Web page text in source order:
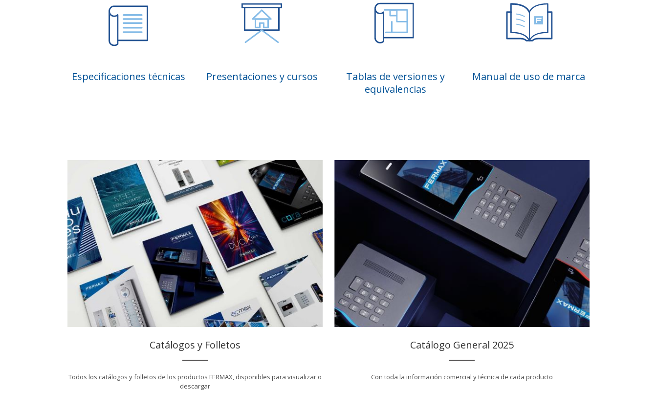
Especificaciones técnicas Presentaciones y cursos
Tablas de versiones y
equivalencias
Manual de uso de marca
Catálogos y Folletos
Todos los catálogos y folletos de los productos FERMAX, disponibles para visualizar o
descargar
Catálogo General 2025
Con toda la información comercial y técnica de cada producto